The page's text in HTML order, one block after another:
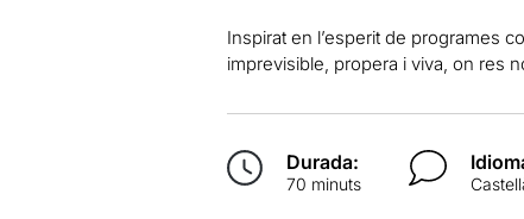
Inspirat en l’esperit de programes
imprevisible, propera i viva, on res
Durada:
70 minuts